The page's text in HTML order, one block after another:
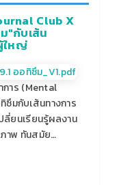
Club X
"กับเส้น
ใหญ่
การ (Mental
ซึมกับเส้นทางการ
ลี่ยนเรียนรู้ผลงาน
าพ ทันสมัย…